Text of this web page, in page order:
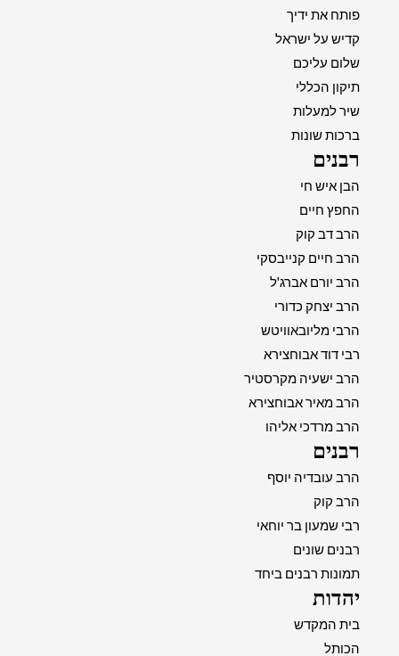
פותח את ידיך
קדיש על ישראל
שלום עליכם
תיקון הכללי
שיר למעלות
ברכות שונות
רבנים
הבן איש חי
החפץ חיים
הרב דב קוק
הרב חיים קנייבסקי
הרב יורם אברג'ל
הרב יצחק כדורי
הרבי מליובאוויטש
רבי דוד אבוחצירא
הרב ישעיה מקרסטיר
הרב מאיר אבוחצירא
הרב מרדכי אליהו
רבנים
הרב עובדיה יוסף
הרב קוק
רבי שמעון בר יוחאי
רבנים שונים
תמונות רבנים ביחד
יהדות
בית המקדש
הכותל